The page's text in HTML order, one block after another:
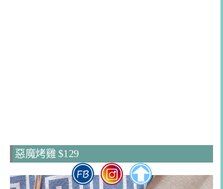
惡魔烤雞 $129